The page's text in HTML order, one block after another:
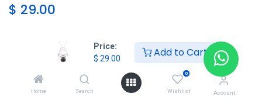
Price:
$ 29.00 Add to Cart
Home Search
0
Wishlist Account
$ 29.00
Agregar al carrito
Agregar a la lista de deseos